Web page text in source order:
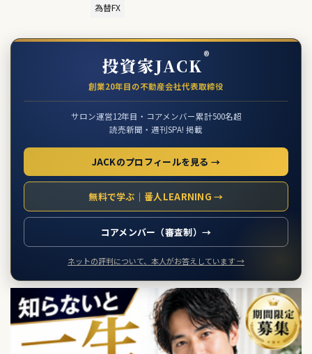
為替FX
投資家JACK®
創業20年目の不動産会社代表取締役
サロン運営12年目・コアメンバー累計500名超
読売新聞・週刊SPA! 掲載
JACKのプロフィールを見る →
無料で学ぶ｜番人LEARNING →
コアメンバー（審査制）→
ネットの評判について、本人がお答えしています →